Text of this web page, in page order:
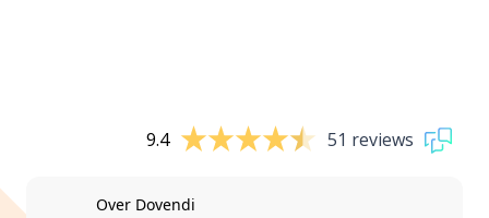
9.4 51 reviews
Over Dovendi